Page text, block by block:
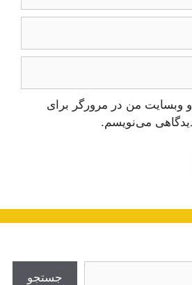
و وبسایت من در مرورگر برای
می‌نویسم.
جستجو